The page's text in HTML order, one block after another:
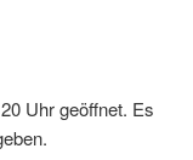
Uhr geöffnet. Es